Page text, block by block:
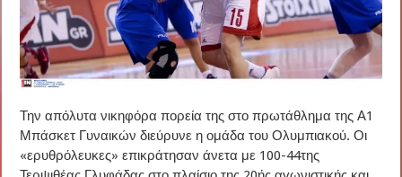
Την απόλυτα νικηφόρα πορεία της στο πρωτάθλημα της Α1
Μπάσκετ Γυναικών διεύρυνε η ομάδα του Ολυμπιακού. Οι
«ερυθρόλευκες» επικράτησαν άνετα με 100-44της